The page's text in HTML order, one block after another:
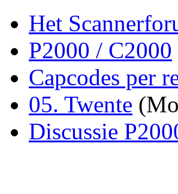
Het
P2000 / C2000
Capcodes per
05. Twente
Discussie